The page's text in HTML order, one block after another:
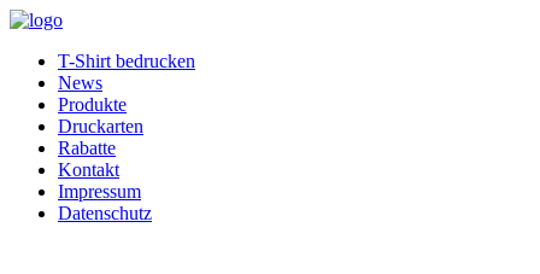
T-Shirt bedrucken
News
Produkte
Druckarten
Rabatte
Kontakt
Impressum
Datenschutz